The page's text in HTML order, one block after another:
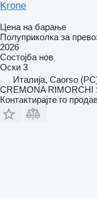
Krone
Цена на барање
Полуприколка за
2026
Состојба нов
Оски 3
Италија, Caorso
CREMONA RIMORCHI
Контактирајте го